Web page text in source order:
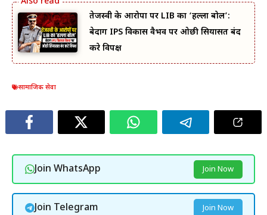
तेजस्वी के आरोपों पर LIB का ‘हल्ला बोल’:
बेदाग IPS विकास वैभव पर ओछी सियासत बंद
करे विपक्ष
सामाजिक सेवा
Join WhatsApp Join Now
Join Telegram Join Now